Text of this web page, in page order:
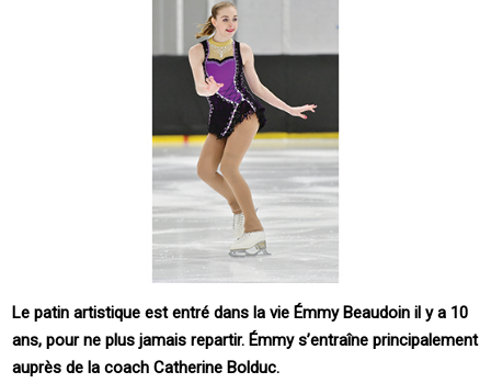
Le patin artistique est entré dans la vie Émmy Beaudoin il y a 10
ans, pour ne plus jamais repartir. Émmy s’entraîne principalement
auprès de la coach Catherine Bolduc.